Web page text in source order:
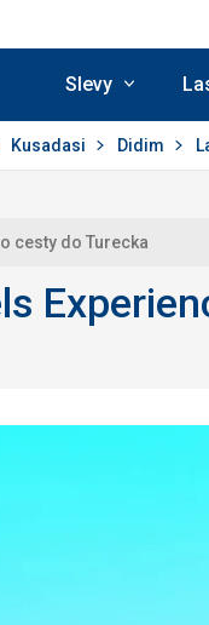
Slevy
Kusadasi Didim
cesty do Turecka